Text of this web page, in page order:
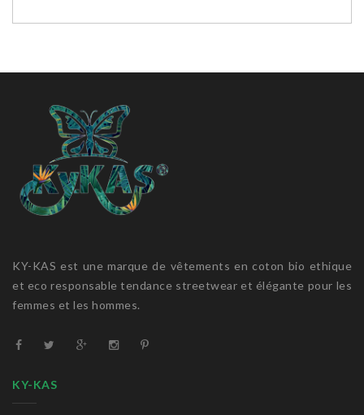
KY-KAS est une marque de vêtements en coton bio ethique
et eco responsable tendance streetwear et élégante pour les
femmes et les hommes.
KY-KAS